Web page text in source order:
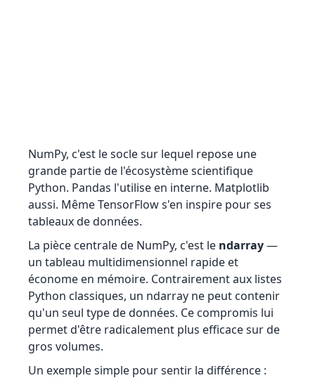
NumPy, c'est le socle sur lequel repose une
grande partie de l'écosystème scientifique
Python. Pandas l'utilise en interne. Matplotlib
aussi. Même TensorFlow s'en inspire pour ses
tableaux de données.
La pièce centrale de NumPy, c'est le ndarray—
un tableau multidimensionnel rapide et
économe en mémoire. Contrairement aux listes
Python classiques, un ndarray ne peut contenir
qu'un seul type de données. Ce compromis lui
permet d'être radicalement plus efficace sur de
gros volumes.
Un exemple simple pour sentir la différence :